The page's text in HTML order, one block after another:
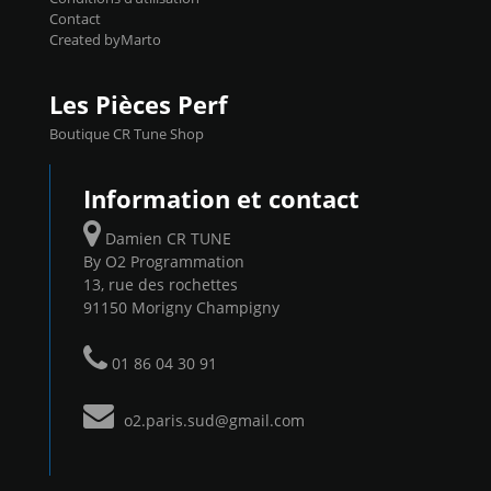
Contact
Created byMarto
Les Pièces Perf
Boutique CR Tune Shop
Information et contact
Damien CR TUNE
By O2 Programmation
13, rue des rochettes
91150 Morigny Champigny
01 86 04 30 91
o2.paris.sud@gmail.com